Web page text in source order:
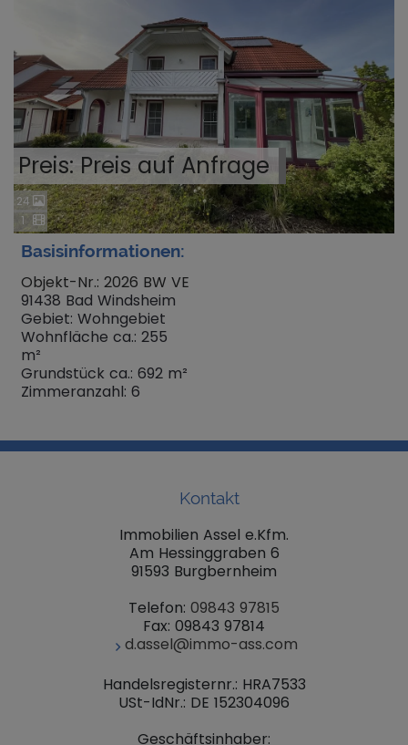
1
24
Basisinformationen:
Objekt-Nr.: 2026 BW VE
91438 Bad Windsheim
Gebiet: Wohngebiet
Preis: Preis auf Anfrage
Wohnfläche ca.: 255
m²
Grundstück ca.: 692 m²
Zimmeranzahl: 6
Kontakt
Immobilien Assel e.Kfm.
Am Hessinggraben 6
91593 Burgbernheim
Telefon: 09843 97815
Fax: 09843 97814
d.assel@immo-ass.com
Handelsregisternr.: HRA7533
USt-IdNr.: DE 152304096
Geschäftsinhaber: